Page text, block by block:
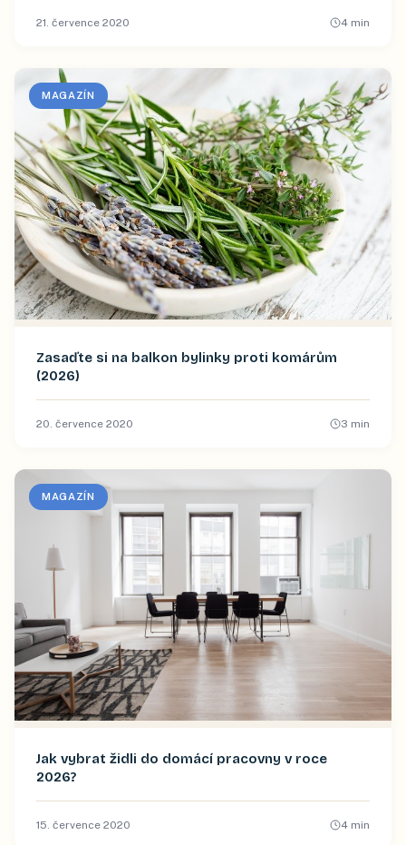
21. července 2020 4 min
MAGAZÍN
Zasaďte si na balkon bylinky proti komárům
(2026)
20. července 2020 3 min
MAGAZÍN
Jak vybrat židli do domácí pracovny v roce
2026?
15. července 2020 4 min